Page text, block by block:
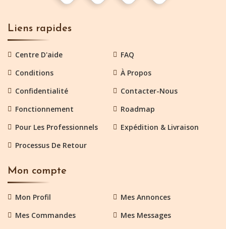
Liens rapides
Centre D'aide
FAQ
Conditions
À Propos
Confidentialité
Contacter-Nous
Fonctionnement
Roadmap
Pour Les Professionnels
Expédition & Livraison
Processus De Retour
Mon compte
Mon Profil
Mes Annonces
Mes Commandes
Mes Messages